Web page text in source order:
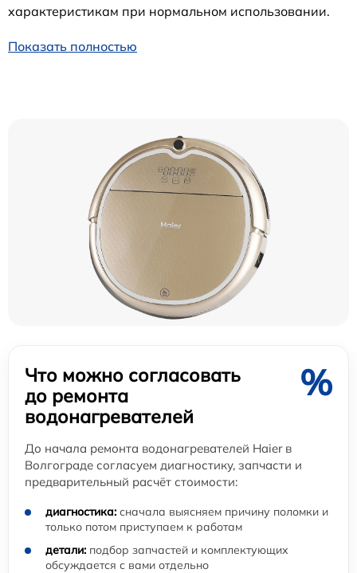
характеристикам при нормальном использовании.
Показать полностью
Что можно согласовать
до ремонта
водонагревателей
%
До начала ремонта водонагревателей Haier в
Волгограде согласуем диагностику, запчасти и
предварительный расчёт стоимости:
диагностика: сначала выясняем причину поломки и
только потом приступаем к работам
детали: подбор запчастей и комплектующих
обсуждается с вами отдельно